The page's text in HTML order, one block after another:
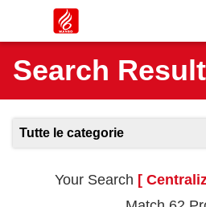
Search
Tutte le categorie
Your Search [